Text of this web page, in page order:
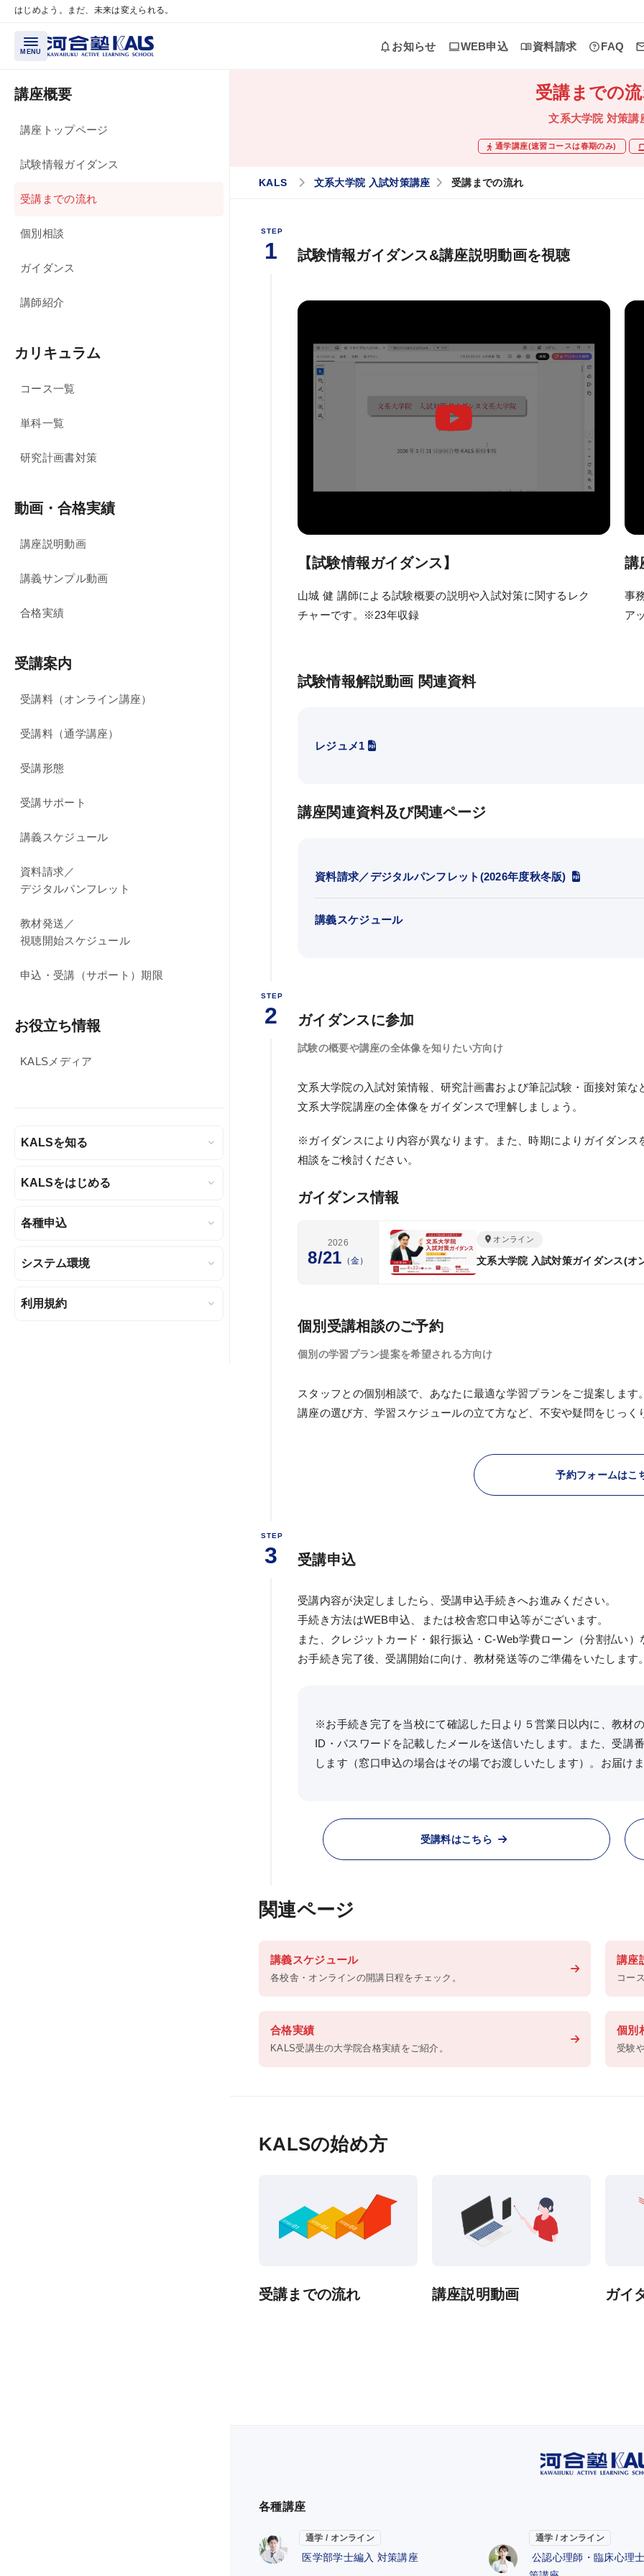
はじめよう。まだ、未来は変えられる。
MENU お知らせ WEB申込 資料請求 FAQ
受講までの流れ
個別相談
ガイダンス
単科一覧
受講形態
受講サポート
資料請求／
視聴開始スケジュール
申込・受講（サポート）期限
デジタルパンフレット
講座説明動画
KALSメディア
よくある質問
KALSをはじめる
ガイダンス情報
講義スケジュール
利用規約
特定商取引法に基づく表示
講座概要
講座トップページ
試験情報ガイダンス
受講までの流れ
個別相談
ガイダンス
講師紹介
カリキュラム
コース一覧
単科一覧
研究計画書対策
動画・合格実績
講座説明動画
講義サンプル動画
合格実績
受講案内
受講料（オンライン講座）
受講料（通学講座）
受講形態
受講サポート
講義スケジュール
資料請求／
デジタルパンフレット
教材発送／
視聴開始スケジュール
申込・受講（サポート）期限
お役立ち情報
KALSメディア
KALSを知る
KALSをはじめる
各種申込
システム環境
利用規約
受講までの
文系大学院 対策講
通学講座(速習コースは春期のみ)
KALS 文系大学院 入試対策講座 受講までの流れ
STEP
1 試験情報ガイダンス&講座説明動画を視聴
【試験情報ガイダンス】
山城 健 講師による試験概要の説明や入試対策に関するレク
チャーです。※23年収録
講
事
ア
試験情報解説動画 関連資料
レジュメ1
講座関連資料及び関連ページ
資料請求／デジタルパンフレット(2026年度秋冬版)
講義スケジュール
STEP
2 ガイダンスに参加
試験の概要や講座の全体像を知りたい方向け
文系大学院の入試対策情報、研究計画書および筆記試験・面接対策な
文系大学院講座の全体像をガイダンスで理解しましょう。
※ガイダンスにより内容が異なります。また、時期によりガイダン
相談をご検討ください。
ガイダンス情報
2026
8/21 （金）
オンライン
文系大学院 入試対策ガイダンス(オ
個別受講相談のご予約
個別の学習プラン提案を希望される方向け
スタッフとの個別相談で、あなたに最適な学習プランをご提案します。
講座の選び方、学習スケジュールの立て方など、不安や疑問をじっく
予約フォームはこ
STEP
3 受講申込
受講内容が決定しましたら、受講申込手続きへお進みください。
手続き方法はWEB申込、または校舎窓口申込等がございます。
また、クレジットカード・銀行振込・C-Web学費ローン（分割払い
お手続き完了後、受講開始に向け、教材発送等のご準備をいたします。
※お手続き完了を当校にて確認した日より５営業日以内に、教材
ID・パスワードを記載したメールを送信いたします。また、受講
します（窓口申込の場合はその場でお渡しいたします）。お届け
受講料はこちら
関連ページ
講義スケジュール
各校舎・オンラインの開講日程をチェック。
講座
コー
合格実績
KALS受講生の大学院合格実績をご紹介。
個別
受験
KALSの始め方
受講までの流れ 講座説明動画 ガイ
各種講座
通学 / オンライン
医学部学士編入 対策講座
通学 / オンライン
公認心理師・臨床心理